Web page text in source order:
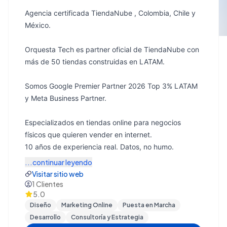
Agencia certificada TiendaNube , Colombia, Chile y
México.
Orquesta Tech es partner oficial de TiendaNube con
más de 50 tiendas construidas en LATAM.
Somos Google Premier Partner 2026 Top 3% LATAM
y Meta Business Partner.
Especializados en tiendas online para negocios
físicos que quieren vender en internet.
10 años de experiencia real. Datos, no humo.
...continuar leyendo
Visitar sitio web
1 Clientes
5.0
Diseño Marketing Online
Puesta en Marcha
Desarrollo
Consultoría y Estrategia